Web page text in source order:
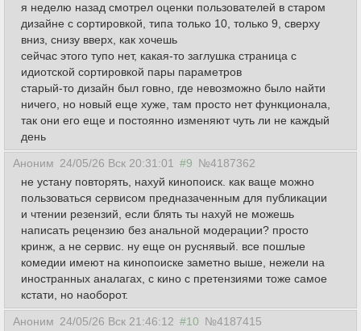
я неделю назад смотрел оценки пользователей в старом
дизайне с сортировкой, типа только 10, только 9, сверху
вниз, снизу вверх, как хочешь
сейчас этого тупо нет, какая-то заглушка страница с
идиотской сортировкой пары параметров
старый-то дизайн был говно, где невозможно было найти
ничего, но новый еще хуже, там просто нет функционала,
так они его еще и постоянно изменяют чуть ли не каждый
день
Аноним 24/05/26 Вск 20:31:01 #9 №4187362
не устану повторять, нахуй кинопоиск. как ваще можно
пользоваться сервисом предназаченным для публикации
и чтении резензий, если блять ты нахуй не можешь
написать рецензию без анальной модерации? просто
кринж, а не сервис. ну еще он руснявый. все пошлые
комедии имеют на кинопоиске заметно выше, нежели на
иностранных аналагах, с кино с претензиями тоже самое
кстати, но наоборот.
Аноним 24/05/26 Вск 21:46:12 #10 №4187415